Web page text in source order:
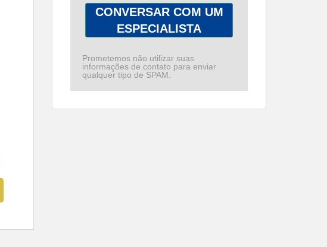
CONVERSAR COM UM
ESPECIALISTA
Prometemos não utilizar suas
informações de contato para enviar
qualquer tipo de SPAM.